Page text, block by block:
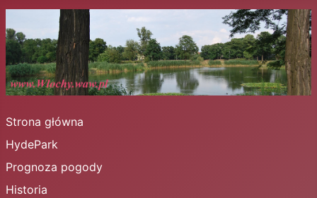
Strona główna
HydePark
Prognoza pogody
Historia